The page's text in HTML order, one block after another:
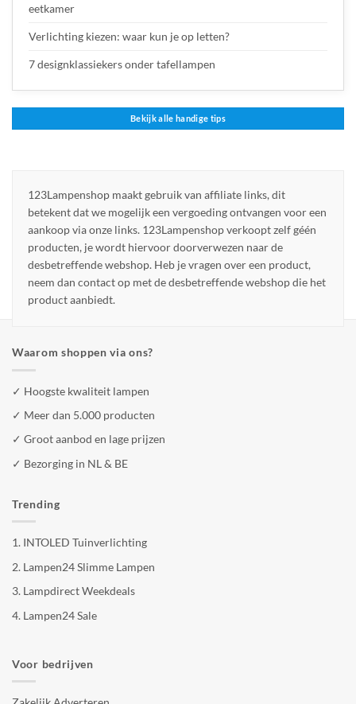
eetkamer
Verlichting kiezen: waar kun je op letten?
7 designklassiekers onder tafellampen
Bekijk alle handige tips
123Lampenshop maakt gebruik van affiliate links, dit
betekent dat we mogelijk een vergoeding ontvangen voor een
aankoop via onze links. 123Lampenshop verkoopt zelf géén
producten, je wordt hiervoor doorverwezen naar de
desbetreffende webshop. Heb je vragen over een product,
neem dan contact op met de desbetreffende webshop die het
product aanbiedt.
Waarom shoppen via ons?
✓ Hoogste kwaliteit lampen
✓ Meer dan 5.000 producten
✓ Groot aanbod en lage prijzen
✓ Bezorging in NL & BE
Trending
1. INTOLED Tuinverlichting
2. Lampen24 Slimme Lampen
3. Lampdirect Weekdeals
4. Lampen24 Sale
Voor bedrijven